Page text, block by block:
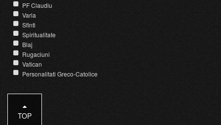
PF Claudiu
Varia
Sfinti
Spiritualitate
Blaj
Rugaciuni
Vatican
Personalitati Greco-Catolice
TOP